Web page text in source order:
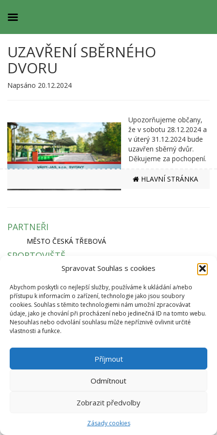
Spravovat Souhlas s cookies
Abychom poskytli co nejlepší služby, používáme k ukládání a/nebo
přístupu k informacím o zařízení, technologie jako jsou soubory
cookies. Souhlas s těmito technologiemi nám umožní zpracovávat
údaje, jako je chování při procházení nebo jedinečná ID na tomto webu.
Nesouhlas nebo odvolání souhlasu může nepříznivě ovlivnit určité
vlastnosti a funkce.
Příjmout
Odmítnout
Zobrazit předvolby
Zásady cookies
UZAVŘENÍ SBĚRNÉHO
DVORU
Napsáno 20.12.2024
Upozorňujeme občany,
že v sobotu 28.12.2024 a
v úterý 31.12.2024 bude
uzavřen sběrný dvůr.
Děkujeme za pochopení.
HLAVNÍ STRÁNKA
PARTNEŘI
MĚSTO ČESKÁ TŘEBOVÁ
SPORTOVIŠTĚ
KRYTÝ PLAVECKÝ BAZÉN
ZIMNÍ STADION NA SKALCE
RYCHLÁ NAVIGACE
EKO BI S.R.O.
SEMANÍNSKÁ 2050
IČ: 64827500